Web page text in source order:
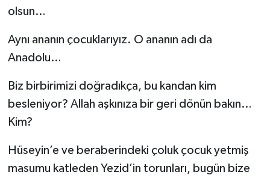
olsun…
Aynı ananın çocuklarıyız. O ananın adı da
Anadolu…
Biz birbirimizi doğradıkça, bu kandan kim
besleniyor? Allah aşkınıza bir geri dönün bakın…
Kim?
Hüseyin’e ve beraberindeki çoluk çocuk yetmiş
masumu katleden Yezid’in torunları, bugün bize